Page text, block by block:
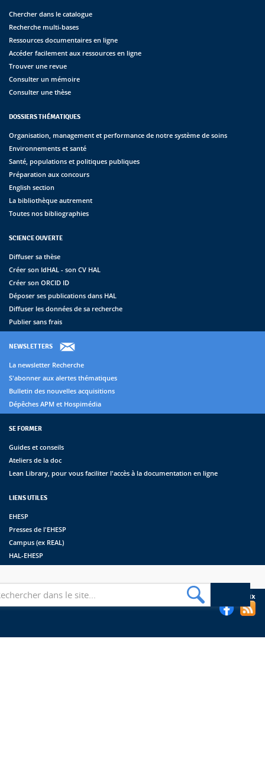
Chercher dans le catalogue
Recherche multi-bases
Ressources documentaires en ligne
Accéder facilement aux ressources en ligne
Trouver une revue
Consulter un mémoire
Consulter une thèse
DOSSIERS THÉMATIQUES
Organisation, management et performance de notre système de soins
Environnements et santé
Santé, populations et politiques publiques
Préparation aux concours
English section
La bibliothèque autrement
Toutes nos bibliographies
SCIENCE OUVERTE
Diffuser sa thèse
Créer son IdHAL - son CV HAL
Créer son ORCID ID
Déposer ses publications dans HAL
Diffuser les données de sa recherche
Publier sans frais
NEWSLETTERS
La newsletter Recherche
S'abonner aux alertes thématiques
Bulletin des nouvelles acquisitions
Dépêches APM et Hospimédia
SE FORMER
Guides et conseils
Ateliers de la doc
Lean Library, pour vous faciliter l'accès à la documentation en ligne
LIENS UTILES
EHESP
Presses de l'EHESP
Campus (ex REAL)
HAL-EHESP
Suivez les bibliothèques de l'EHESP sur les réseaux sociaux